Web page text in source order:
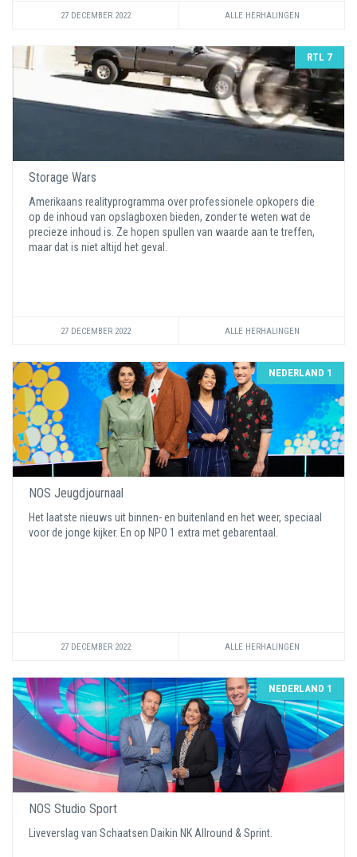
27 DECEMBER 2022 ALLE HERHALINGEN
RTL 7
Storage Wars
Amerikaans realityprogramma over professionele opkopers die
op de inhoud van opslagboxen bieden, zonder te weten wat de
precieze inhoud is. Ze hopen spullen van waarde aan te treffen,
maar dat is niet altijd het geval.
27 DECEMBER 2022 ALLE HERHALINGEN
NEDERLAND 1
NOS Jeugdjournaal
Het laatste nieuws uit binnen- en buitenland en het weer, speciaal
voor de jonge kijker. En op NPO 1 extra met gebarentaal.
27 DECEMBER 2022 ALLE HERHALINGEN
NEDERLAND 1
NOS Studio Sport
Liveverslag van Schaatsen Daikin NK Allround & Sprint.